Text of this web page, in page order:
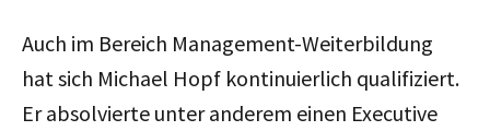
Auch im Bereich Management-Weiterbildung
hat sich Michael Hopf kontinuierlich qualifiziert.
Er absolvierte unter anderem einen Executive